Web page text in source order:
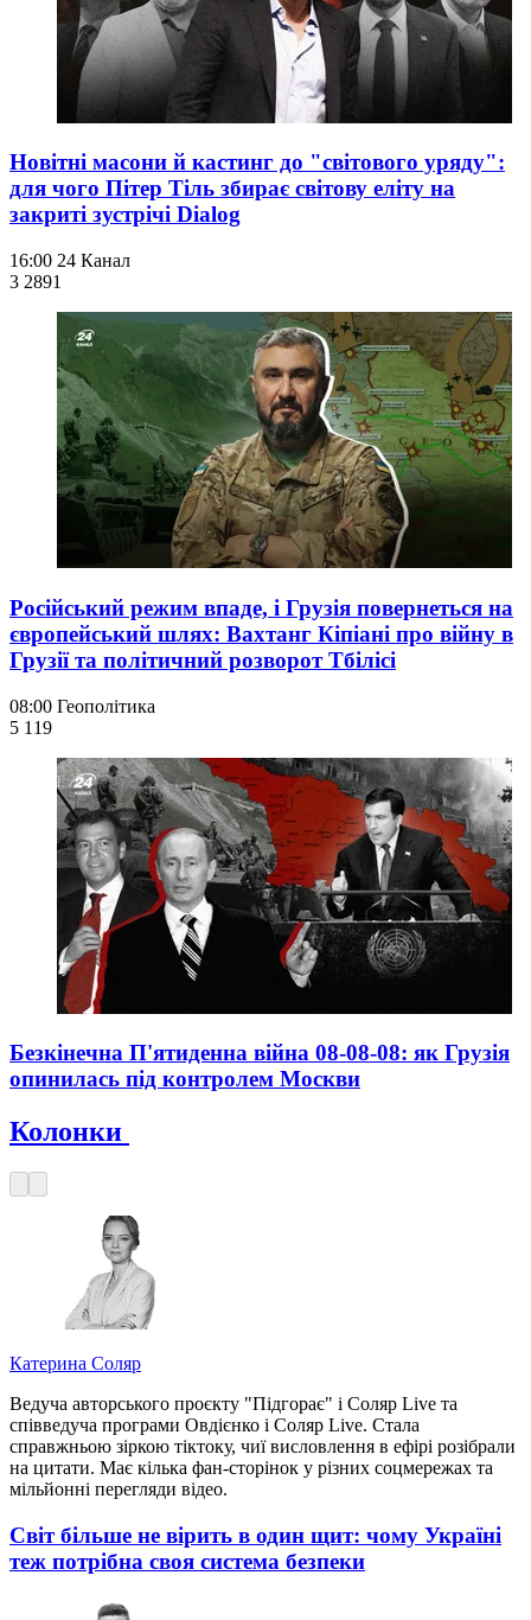
Новітні масони й кастинг до "світового уряду":
для чого Пітер Тіль збирає світову еліту на
закриті зустрічі Dialog
16:00 24 Канал
3 2891
Російський режим впаде, і Грузія повернеться на
європейський шлях: Вахтанг Кіпіані про війну в
Грузії та політичний розворот Тбілісі
08:00 Геополітика
5 119
Безкінечна П'ятиденна війна 08-08-08: як Грузія
опинилась під контролем Москви
Колонки
Катерина Соляр
Ведуча авторського проєкту "Підгорає" і Соляр Live та
співведуча програми Овдієнко і Соляр Live. Стала
справжньою зіркою тіктоку, чиї висловлення в ефірі розібрали
на цитати. Має кілька фан-сторінок у різних соцмережах та
мільйонні перегляди відео.
Світ більше не вірить в один щит: чому Україні
теж потрібна своя система безпеки